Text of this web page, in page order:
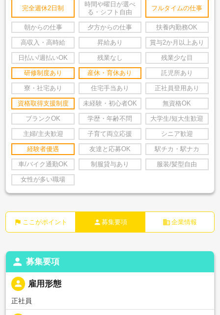
完全週休2日制
時間や曜日が選べ
る・シフト自由
フルタイムの仕事
朝からの仕事 夕方からの仕事 扶養内勤務OK
高収入・高時給 昇給あり 賞与2か月以上あり
日払い/週払いOK 残業なし 残業少な目
研修制度あり 産休・育休あり 託児所あり
寮・社宅あり 住宅手当あり 正社員登用あり
資格取得支援制度 未経験・初心者OK 無資格OK
ブランクOK 学歴・年齢不問 大学生/短大生歓迎
主婦/主夫歓迎 子育て両立応援 シニア歓迎
経験者優遇 友達と応募OK 駅チカ・駅ナカ
車/バイク通勤OK 制服貸与あり 服装/髪型自由
女性が多い職場
flag ここがポイント person 募集要項 business 企業情報
person 募集要項
person 雇用形態
正社員